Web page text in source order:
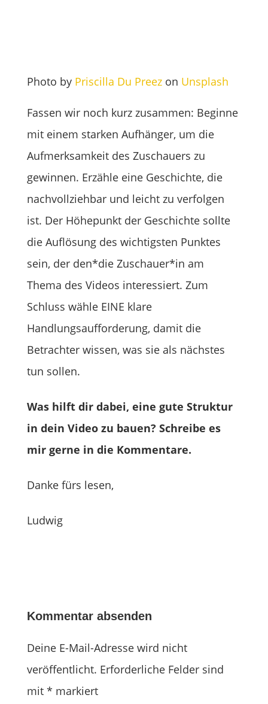
Photo by Priscilla Du Preezon Unsplash
Fassen wir noch kurz zusammen: Beginne
mit einem starken Aufhänger, um die
Aufmerksamkeit des Zuschauers zu
gewinnen. Erzähle eine Geschichte, die
nachvollziehbar und leicht zu verfolgen
ist. Der Höhepunkt der Geschichte sollte
die Auflösung des wichtigsten Punktes
sein, der den*die Zuschauer*in am
Thema des Videos interessiert. Zum
Schluss wähle EINE klare
Handlungsaufforderung, damit die
Betrachter wissen, was sie als nächstes
tun sollen.
Was hilft dir dabei, eine gute Struktur
in dein Video zu bauen? Schreibe es
mir gerne in die Kommentare.
Danke fürs lesen,
Ludwig
Kommentar absenden
Deine E-Mail-Adresse wird nicht
veröffentlicht. Erforderliche Felder sind
mit * markiert